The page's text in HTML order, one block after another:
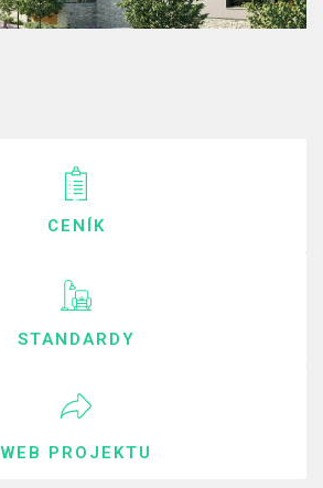
CENÍK
STANDARDY
WEB PROJEKTU